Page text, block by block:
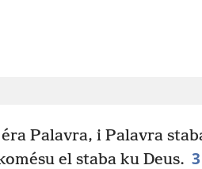
Palavra, i Palavra
el staba ku Deus. 3